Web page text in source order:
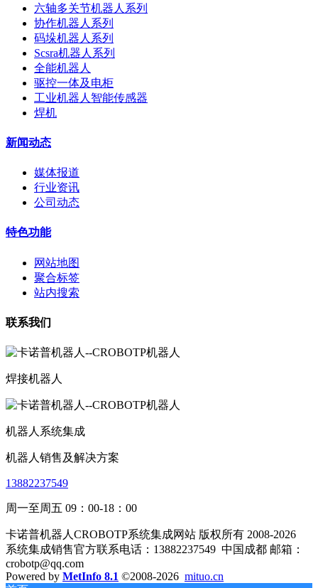
六轴多关节机器人系列
协作机器人系列
码垛机器人系列
Scsra机器人系列
全能机器人
驱控一体及电柜
工业机器人智能传感器
焊机
新闻动态
媒体报道
行业资讯
公司动态
特色功能
网站地图
聚合标签
站内搜索
联系我们
焊接机器人
机器人系统集成
机器人销售及解决方案
13882237549
周一至周五 09：00-18：00
卡诺普机器人CROBOTP系统集成网站 版权所有 2008-2026
系统集成销售官方联系电话：13882237549 中国成都 邮箱：
crobotp@qq.com
Powered by MetInfo 8.1 ©2008-2026 mituo.cn